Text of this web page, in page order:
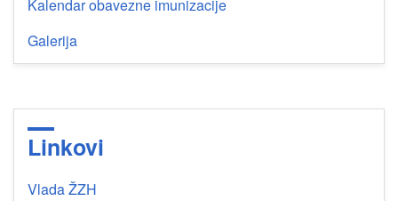
Kalendar obavezne imunizacije
Galerija
Linkovi
Vlada ŽZH